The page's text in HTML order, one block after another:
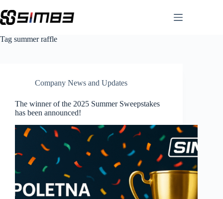
to
content
Tag summer raffle
Company News and Updates
The winner of the 2025 Summer Sweepstakes
has been announced!